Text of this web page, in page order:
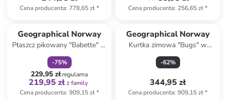
Cena producenta: 778,65 zł* Cena producenta: 256,65 zł*
Geographical Norway
Płaszcz pikowany "Babette" w
kolorze czarnym
-75%
229,95 złregularna
219,95 zł z family
Cena producenta: 909,15 zł*
Geographical Norway
Kurtka zimowa "Bugs" w
kolorze czerwonym
-62%
344,95 zł
Cena producenta: 909,15 zł*